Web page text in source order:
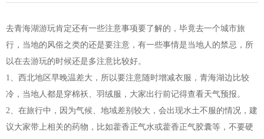
去青海湖游玩肯定还有一些注意事项要了解的，毕竟去一个城市旅
行，当地的风俗之类的还是要注意，有一些事情是当地人的禁忌，所
以在去游玩的时候还是多注意比较好。
1、西北地区早晚温差大，所以要注意随时增减衣服，青海湖边比较
冷，当地人都是穿棉袄、羽绒服，大家出行前记得查看天气预报。
2、在旅行中，因为气候、地域差别较大，会出现水土不服的情况，建
议大家带上相关的药物，比如藿香正气水或藿香正气胶囊等，不要硬